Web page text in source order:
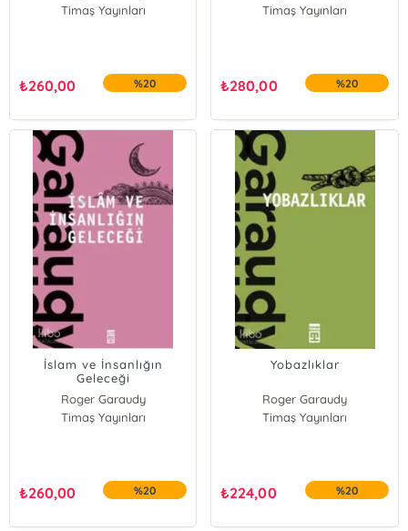
Timaş Yayınları
₺260,00 %20
Timaş Yayınları
₺280,00 %20
İslam ve İnsanlığın
Geleceği
Roger Garaudy
Timaş Yayınları
₺260,00 %20
Yobazlıklar
Roger Garaudy
Timaş Yayınları
₺224,00 %20